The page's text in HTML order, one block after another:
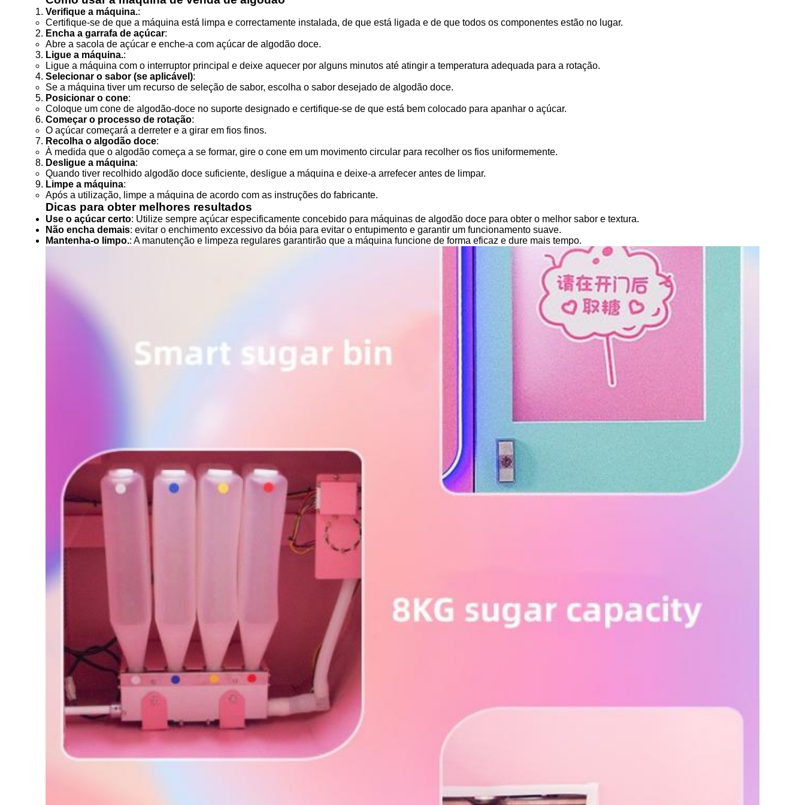
Verifique a máquina.:
Certifique-se de que a máquina está limpa e correctamente instalada, de que está ligada e de que todos os componentes estão no lugar.
Encha a garrafa de açúcar:
Abre a sacola de açúcar e enche-a com açúcar de algodão doce.
Ligue a máquina.:
Ligue a máquina com o interruptor principal e deixe aquecer por alguns minutos até atingir a temperatura adequada para a rotação.
Selecionar o sabor (se aplicável):
Se a máquina tiver um recurso de seleção de sabor, escolha o sabor desejado de algodão doce.
Posicionar o cone:
Coloque um cone de algodão-doce no suporte designado e certifique-se de que está bem colocado para apanhar o açúcar.
Começar o processo de rotação:
O açúcar começará a derreter e a girar em fios finos.
Recolha o algodão doce:
À medida que o algodão começa a se formar, gire o cone em um movimento circular para recolher os fios uniformemente.
Desligue a máquina:
Quando tiver recolhido algodão doce suficiente, desligue a máquina e deixe-a arrefecer antes de limpar.
Limpe a máquina:
Após a utilização, limpe a máquina de acordo com as instruções do fabricante.
Dicas para obter melhores resultados
Use o açúcar certo: Utilize sempre açúcar especificamente concebido para máquinas de algodão doce para obter o melhor sabor e textura.
Não encha demais: evitar o enchimento excessivo da bóia para evitar o entupimento e garantir um funcionamento suave.
Mantenha-o limpo.: A manutenção e limpeza regulares garantirão que a máquina funcione de forma eficaz e dure mais tempo.